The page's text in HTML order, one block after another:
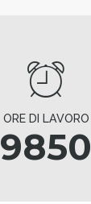
ORE DI LAVORO
9850